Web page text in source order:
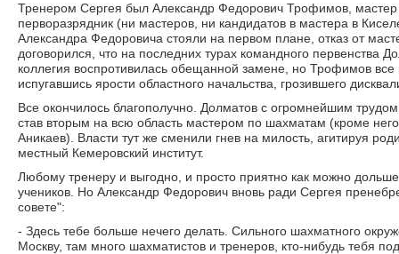
Тренером Сергея был Александр Федорович Трофимов,
перворазрядник (ни мастеров, ни кандидатов в мастера в
Александра Федоровича стояли на первом плане, отказ от
договорился, что на последних турах командного первенства
коллегия воспротивилась обещанной замене, но Трофимов все
испугавшись ярости областного начальства, грозившего
Все окончилось благополучно. Долматов с огромнейшим
став вторым на всю область мастером по шахматам (кроме
Аникаев). Власти тут же сменили гнев на милость, агитируя
местный Кемеровский институт.
Любому тренеру и выгодно, и просто приятно как можно
учеников. Но Александр Федорович вновь ради Сергея
совете":
- Здесь тебе больше нечего делать. Сильного шахматного
Москву, там много шахматистов и тренеров, кто-нибудь тебя